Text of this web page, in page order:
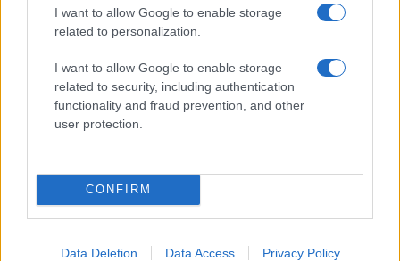
I want to allow Google to enable storage
related to personalization.
I want to allow Google to enable storage
related to security, including authentication
functionality and fraud prevention, and other
user protection.
CONFIRM
Data Deletion Data Access Privacy Policy
Sven Bakker · 4 aug 2026
CRYPTOKOERSEN
Naam
Eureka Bridged PAX Gold (Terra $4,205.78
Kinza Babylon Staked BTC